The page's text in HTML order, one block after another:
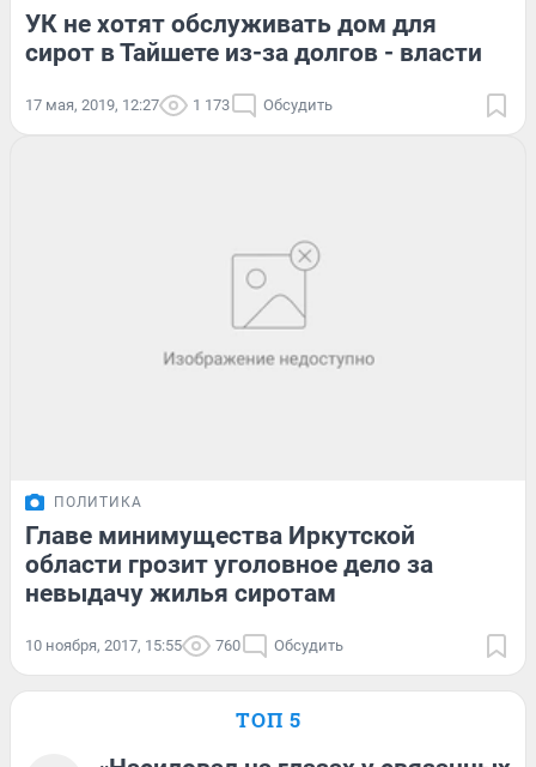
УК не хотят обслуживать дом для
сирот в Тайшете из-за долгов - власти
17 мая, 2019, 12:27 1 173 Обсудить
ПОЛИТИКА
Главе минимущества Иркутской
области грозит уголовное дело за
невыдачу жилья сиротам
10 ноября, 2017, 15:55 760 Обсудить
ТОП 5